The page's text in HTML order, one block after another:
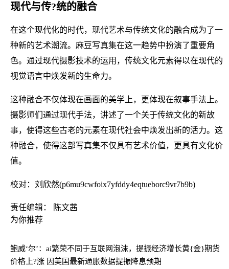
现代与传?统的融合
在这个现代化的时代，现代艺术与传统文化的融合成为了一
种新的艺术潮流。麻豆写真集在这一趋势中扮演了重要角
色。通过现代摄影技术的运用，传统文化元素得以在现代的
视觉语言中焕发新的生命力。
这种融合不仅体现在画面的美学上，更体现在叙事手法上。
摄影师们通过现代手法，讲述了一个关于传统文化的新故
事，使得这些古老的元素在现代社会中焕发出新的活力。这
种融合，使得这部写真集不仅具有艺术价值，更具有文化价
值。
校对：刘欣然(p6mu9cwfoix7yfddy4eqtueborc9vr7b9b)
责任编辑： 陈文茜
为你推荐
鲍威‘尔’：ai繁荣不同于互联网泡沫，提振经济增长黄{金}期货
价格上?涨 因美国最新通胀数据提振降息预期